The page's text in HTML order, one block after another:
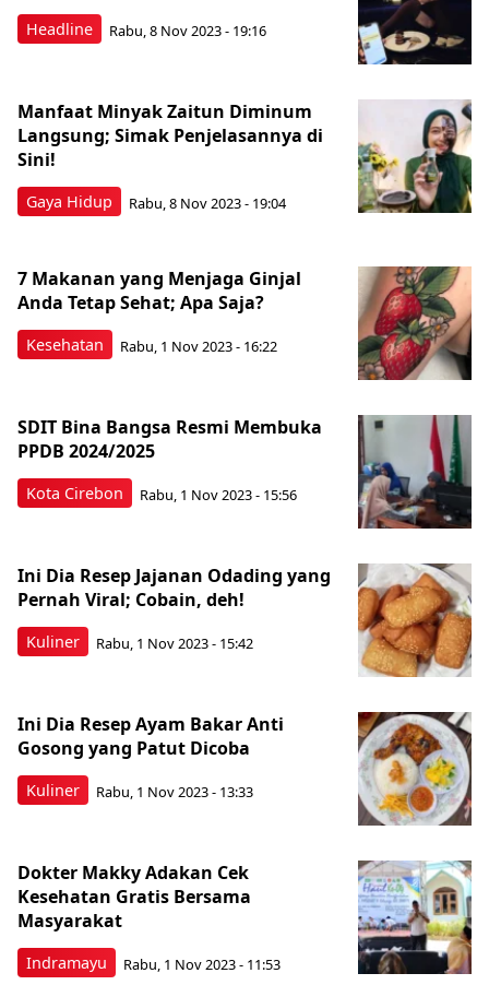
Headline Rabu, 8 Nov 2023 - 19:16
Gaya Hidup
Manfaat Minyak Zaitun Diminum
Langsung; Simak Penjelasannya di
Sini!
Rabu, 8 Nov 2023 - 19:04
Kesehatan
7 Makanan yang Menjaga Ginjal
Anda Tetap Sehat; Apa Saja?
Rabu, 1 Nov 2023 - 16:22
Kota Cirebon
SDIT Bina Bangsa Resmi Membuka
PPDB 2024/2025
Rabu, 1 Nov 2023 - 15:56
Kuliner
Ini Dia Resep Jajanan Odading yang
Pernah Viral; Cobain, deh!
Rabu, 1 Nov 2023 - 15:42
Kuliner
Ini Dia Resep Ayam Bakar Anti
Gosong yang Patut Dicoba
Rabu, 1 Nov 2023 - 13:33
Indramayu
Dokter Makky Adakan Cek
Kesehatan Gratis Bersama
Masyarakat
Rabu, 1 Nov 2023 - 11:53